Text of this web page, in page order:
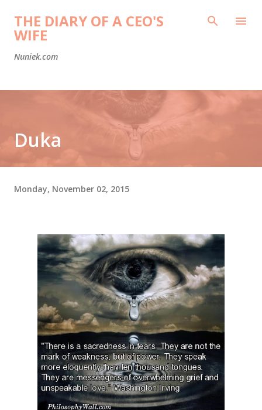
Skip to main content
THE DIARY OF A CEO'S
WIFE
Nuniek.com
Duka
Monday, November 02, 2015